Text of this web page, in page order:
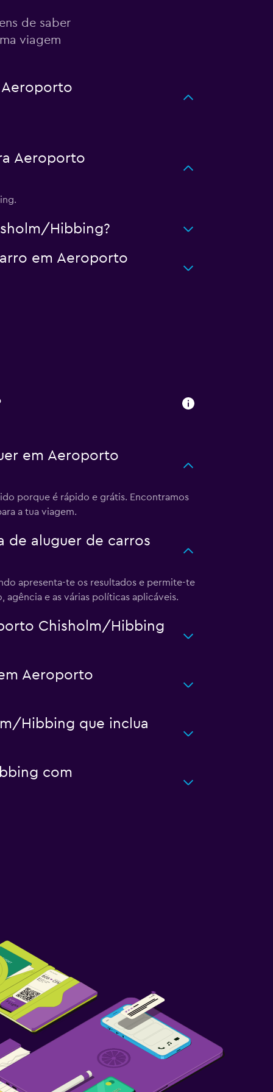
de saber
viagem
Aeroporto
Hibbing?
em Aeroporto
em Aeroporto
porque é rápido e grátis. Encontramos
a tua viagem.
de aluguer de carros
apresenta-te os resultados e permite-te
e as várias políticas aplicáveis.
Chisholm/Hibbing
Aeroporto
Hibbing que inclua
com